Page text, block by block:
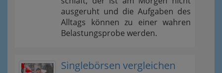
ausgeruht und die Aufgaben des
Alltags können zu einer wahren
Belastungsprobe werden.
Singlebörsen vergleichen